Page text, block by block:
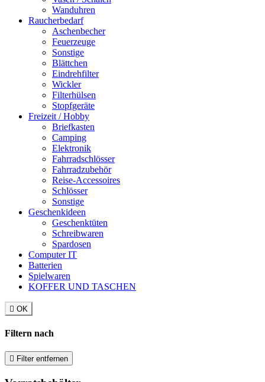
Wanduhren
Raucherbedarf
Aschenbecher
Feuerzeuge
Sonstige
Blättchen
Eindrehfilter
Wickler
Filterhülsen
Stopfgeräte
Freizeit / Hobby
Briefkasten
Camping
Elektronik
Fahrradschlösser
Fahrradzubehör
Reise-Accessoires
Schlösser
Sonstige
Geschenkideen
Geschenktüten
Schreibwaren
Spardosen
Computer IT
Batterien
Spielwaren
KOFFER UND TASCHEN
 OK
Filtern nach
 Filter entfernen